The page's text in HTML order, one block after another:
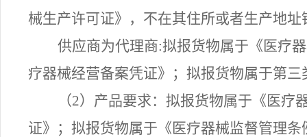
械生产许可证》，不在其住所或者生产地
供应商为代理商:拟报货物属于《医疗
疗器械经营备案凭证》；拟报货物属于第
（2）产品要求：拟报货物属于《医疗
证》；拟报货物属于《医疗器械监督管理